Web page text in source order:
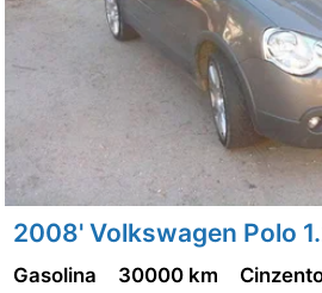
2008' Volkswagen Polo
Gasolina 30000 km